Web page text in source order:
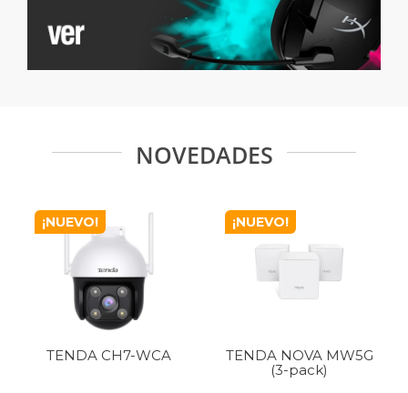
NOVEDADES
¡NUEVO!
TENDA CH7-WCA
¡NUEVO!
TENDA NOVA MW5G
(3-pack)